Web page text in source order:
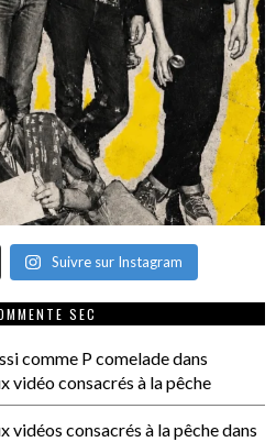
Suivre sur Instagram
SEC
comme P comeladedans
vidéo consacrés à la pêche
vidéos consacrés à la pêchedans